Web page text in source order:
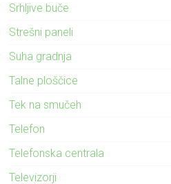
Srhljive buče
Strešni paneli
Suha gradnja
Talne ploščice
Tek na smučeh
Telefon
Telefonska centrala
Televizorji